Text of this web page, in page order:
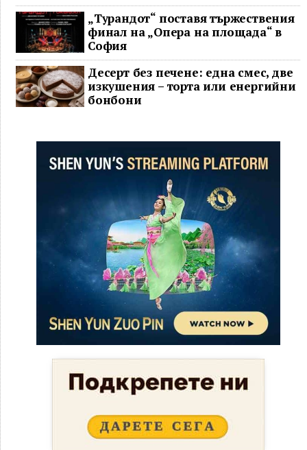
„Турандот“ поставя тържествения
финал на „Опера на площада“ в
София
Десерт без печене: една смес, две
изкушения – торта или енергийни
бонбони